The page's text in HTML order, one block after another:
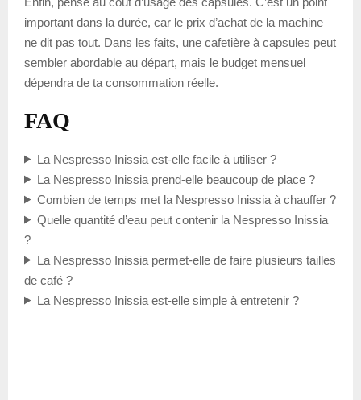
important dans la durée, car le prix d’achat de la machine
ne dit pas tout. Dans les faits, une cafetière à capsules peut
sembler abordable au départ, mais le budget mensuel
dépendra de ta consommation réelle.
FAQ
La Nespresso Inissia est-elle facile à utiliser ?
La Nespresso Inissia prend-elle beaucoup de place ?
Combien de temps met la Nespresso Inissia à chauffer ?
Quelle quantité d’eau peut contenir la Nespresso Inissia
?
La Nespresso Inissia permet-elle de faire plusieurs tailles
de café ?
La Nespresso Inissia est-elle simple à entretenir ?